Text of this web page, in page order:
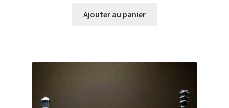
Ajouter au panier